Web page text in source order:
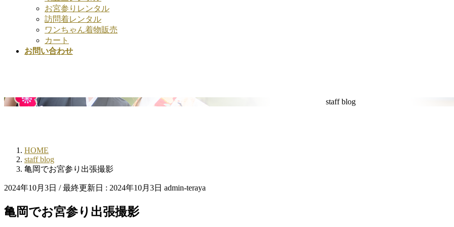
お宮参りレンタル
訪問着レンタル
ワンちゃん着物販売
カート
お問い合わせ
staff blog
HOME
staff blog
亀岡でお宮参り出張撮影
2024年10月3日 / 最終更新日 : 2024年10月3日 admin-teraya
亀岡でお宮参り出張撮影